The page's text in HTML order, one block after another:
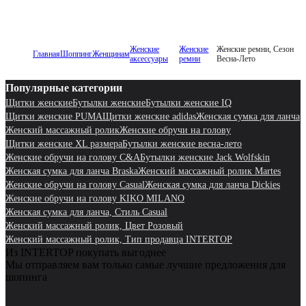
ГлавнаяШоппингЖенщинамЖенские
аксессуары
Женские
ремни
Женские ремни, Сезон
Весна-Лето
Популярные категории
Щитки женскиеБутылки женскиеБутылки женские IQ
Щитки женские PUMAЩитки женские adidasЖенская сумка для ланча
Женский массажный роликЖенские обручи на голову
Щитки женские XL размераБутылки женские весна-лето
Женские обручи на голову C&AБутылки женские Jack Wolfskin
Женская сумка для ланча BraskaЖенский массажный ролик Martes
Женские обручи на голову CasualЖенская сумка для ланча Dickies
Женские обручи на голову KIKO MILANO
Женская сумка для ланча, Стиль Casual
Женский массажный ролик, Цвет Розовый
Женский массажный ролик, Тип продавца INTERTOP
Из INTERTOP покупать выгоднее
Мы отправляем вам только самые лучшие предложения для
шопинга